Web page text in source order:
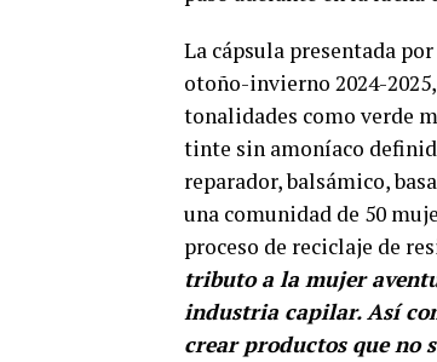
La cápsula presentada
otoño-invierno 2024-
tonalidades como verde
tinte sin amoníaco
reparador, balsámico,
una comunidad de 50
proceso de reciclaje de
tributo a la mujer
industria capilar. Así
crear productos que no